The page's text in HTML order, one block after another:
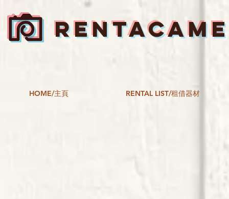
HOME/主頁 RENTAL LIST/租借器材